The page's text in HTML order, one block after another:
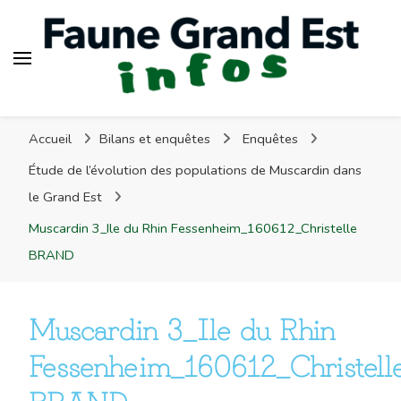
Accueil Bilans et enquêtes
Enquêtes
Étude de l’évolution des populations de Muscardin dans
le Grand Est
Muscardin 3_Ile du Rhin Fessenheim_160612_Christelle
BRAND
Muscardin 3_Ile du Rhin